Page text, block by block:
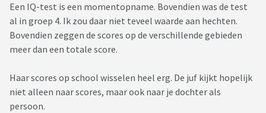
Een IQ-test is een momentopname. Bovendien was de test
al in groep 4. Ik zou daar niet teveel waarde aan hechten.
Bovendien zeggen de scores op de verschillende gebieden
meer dan een totale score.
Haar scores op school wisselen heel erg. De juf kijkt hopelijk
niet alleen naar scores, maar ook naar je dochter als
persoon.